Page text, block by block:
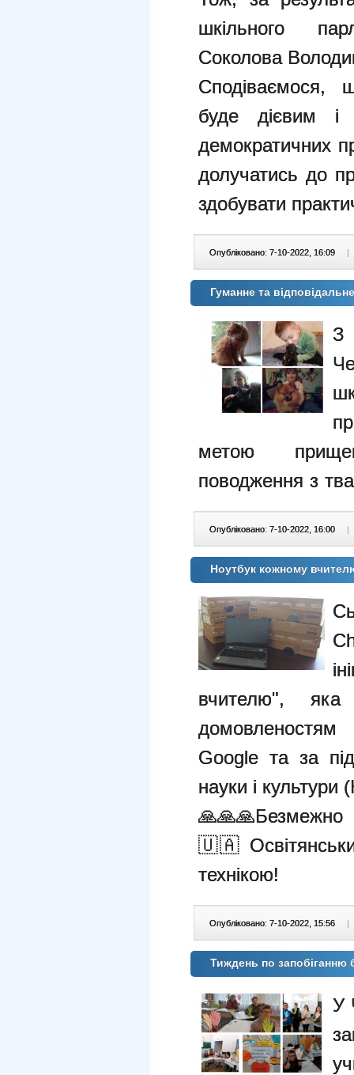
шкільного
Соколова
Сподіваємося,
буде дієвим
демократичних
долучатись до
здобувати
Опубліковано: 7-10-2022, 16:09 |
Гуманне та
З
метою
поводження з
Опубліковано: 7-10-2022, 16:00 |
Ноутбук кожному
вчителю",
Google та за
науки і
🙏🙏🙏Безмежно
🇺🇦
технікою!
Опубліковано: 7-10-2022, 15:56 |
Тиждень по запобіганню
У